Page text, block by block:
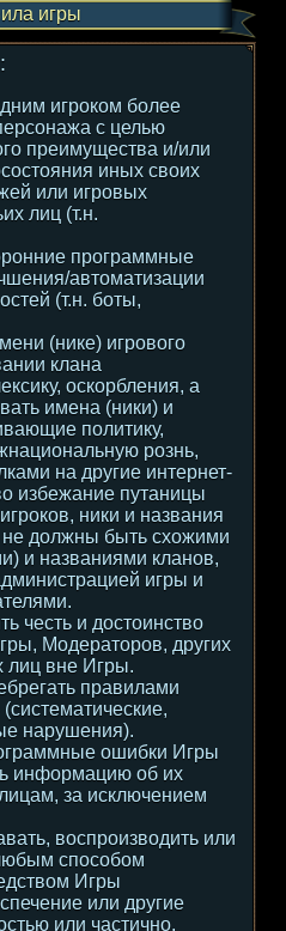
игры
игроком более
с целью
преимущества и/или
иных своих
или игровых
лиц (т.н.
программные
автоматизации
(т.н. боты,
(нике) игрового
клана
оскорбления, а
имена (ники) и
политику,
рознь,
на другие интернет-
избежание путаницы
ники и названия
должны быть схожими
и названиями кланов,
игры и
честь и достоинство
Модераторов, других
лиц вне Игры.
правилами
нарушения).
ошибки Игры
информацию об их
за исключением
воспроизводить или
способом
Игры
или другие
или частично,